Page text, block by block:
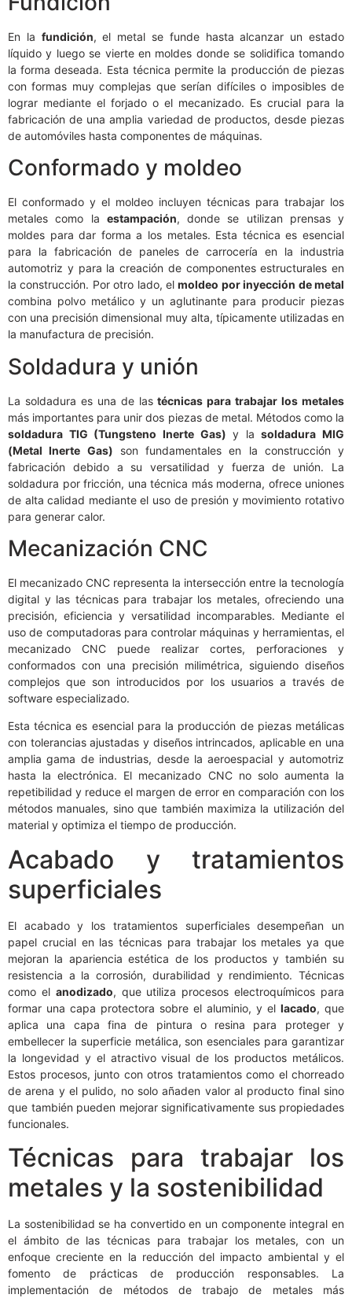
En la fundición, el metal se funde hasta alcanzar un estado
líquido y luego se vierte en moldes donde se solidifica tomando
la forma deseada. Esta técnica permite la producción de piezas
con formas muy complejas que serían difíciles o imposibles de
lograr mediante el forjado o el mecanizado. Es crucial para la
fabricación de una amplia variedad de productos, desde piezas
de automóviles hasta componentes de máquinas.
Conformado y moldeo
El conformado y el moldeo incluyen técnicas para trabajar los
metales como la estampación, donde se utilizan prensas y
moldes para dar forma a los metales. Esta técnica es esencial
para la fabricación de paneles de carrocería en la industria
automotriz y para la creación de componentes estructurales en
la construcción. Por otro lado, elmoldeo por inyección de metal
combina polvo metálico y un aglutinante para producir piezas
con una precisión dimensional muy alta, típicamente utilizadas en
la manufactura de precisión.
Soldadura y unión
La soldadura es una de lastécnicas para trabajar los metales
más importantes para unir dos piezas de metal. Métodos como la
soldadura TIG (Tungsteno Inerte Gas) y lasoldadura MIG
(Metal Inerte Gas) son fundamentales en la construcción y
fabricación debido a su versatilidad y fuerza de unión. La
soldadura por fricción, una técnica más moderna, ofrece uniones
de alta calidad mediante el uso de presión y movimiento rotativo
para generar calor.
Mecanización CNC
El mecanizado CNC representa la intersección entre la tecnología
digital y las técnicas para trabajar los metales, ofreciendo una
precisión, eficiencia y versatilidad incomparables. Mediante el
uso de computadoras para controlar máquinas y herramientas, el
mecanizado CNC puede realizar cortes, perforaciones y
conformados con una precisión milimétrica, siguiendo diseños
complejos que son introducidos por los usuarios a través de
software especializado.
Esta técnica es esencial para la producción de piezas metálicas
con tolerancias ajustadas y diseños intrincados, aplicable en una
amplia gama de industrias, desde la aeroespacial y automotriz
hasta la electrónica. El mecanizado CNC no solo aumenta la
repetibilidad y reduce el margen de error en comparación con los
métodos manuales, sino que también maximiza la utilización del
material y optimiza el tiempo de producción.
Acabado y tratamientos
superficiales
El acabado y los tratamientos superficiales desempeñan un
papel crucial en las técnicas para trabajar los metales ya que
mejoran la apariencia estética de los productos y también su
resistencia a la corrosión, durabilidad y rendimiento. Técnicas
como el anodizado, que utiliza procesos electroquímicos para
formar una capa protectora sobre el aluminio, y el lacado, que
aplica una capa fina de pintura o resina para proteger y
embellecer la superficie metálica, son esenciales para garantizar
la longevidad y el atractivo visual de los productos metálicos.
Estos procesos, junto con otros tratamientos como el chorreado
de arena y el pulido, no solo añaden valor al producto final sino
que también pueden mejorar significativamente sus propiedades
funcionales.
Técnicas para trabajar los
metales y la sostenibilidad
La sostenibilidad se ha convertido en un componente integral en
el ámbito de las técnicas para trabajar los metales, con un
enfoque creciente en la reducción del impacto ambiental y el
fomento de prácticas de producción responsables. La
implementación de métodos de trabajo de metales más